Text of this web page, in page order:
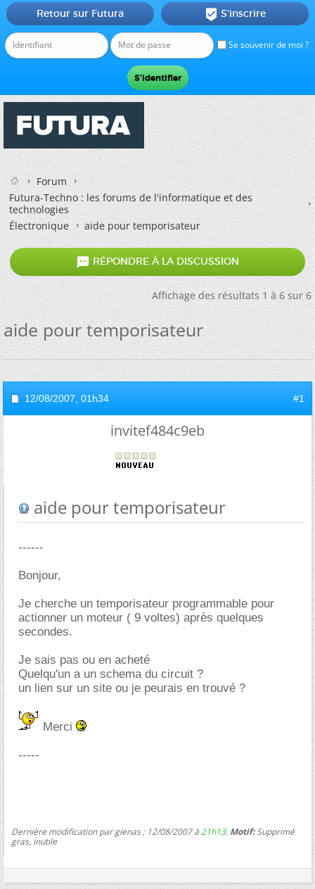
Se souvenir de moi ?
Retour sur Futura  S'inscrire
Forum
Futura-Techno : les forums de l'informatique et des
technologies
Électronique
aide pour temporisateur
 RÉPONDRE À LA DISCUSSION
Affichage des résultats 1 à 6 sur 6
aide pour temporisateur
12/08/2007, 01h34 #1
invitef484c9eb
aide pour temporisateur
------
Bonjour,
Je cherche un temporisateur programmable pour
actionner un moteur ( 9 voltes) après quelques
secondes.
Je sais pas ou en acheté
Quelqu'un a un schema du circuit ?
un lien sur un site ou je peurais en trouvé ?
Merci
-----
Dernière modification par gienas ; 12/08/2007 à21h13. Motif:Supprimé
gras, inutile